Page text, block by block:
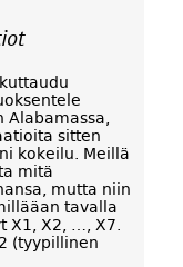
sitten
kokeilu. Meillä
mitä
mutta niin
tavalla
X1, X2, …, X7.
(tyypillinen